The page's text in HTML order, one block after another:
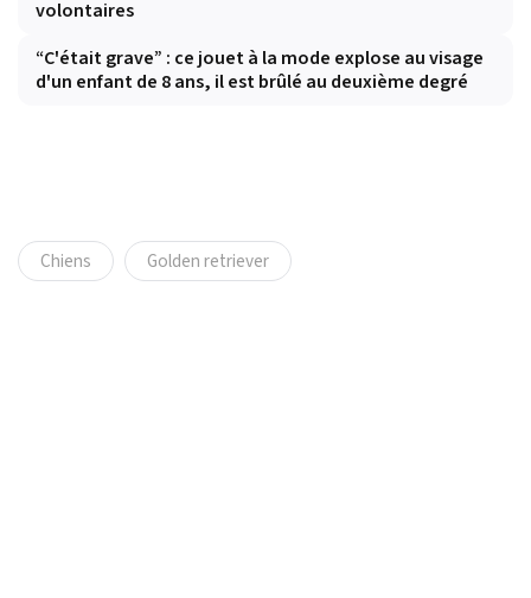
volontaires
“C'était grave” : ce jouet à la mode explose au visage
d'un enfant de 8 ans, il est brûlé au deuxième degré
Chiens Golden retriever